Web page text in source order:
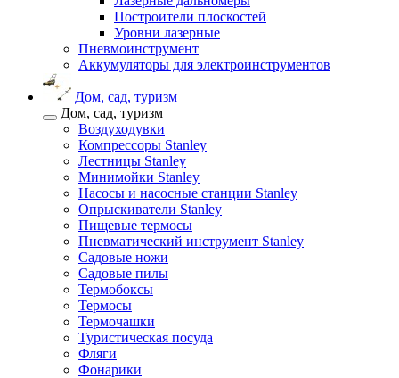
Построители плоскостей
Уровни лазерные
Пневмоинструмент
Аккумуляторы для электроинструментов
Дом, сад, туризм
Дом, сад, туризм
Воздуходувки
Компрессоры Stanley
Лестницы Stanley
Минимойки Stanley
Насосы и насосные станции Stanley
Опрыскиватели Stanley
Пищевые термосы
Пневматический инструмент Stanley
Садовые ножи
Садовые пилы
Термобоксы
Термосы
Термочашки
Туристическая посуда
Фляги
Фонарики